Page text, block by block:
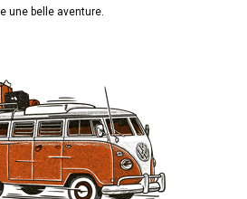
une belle aventure.